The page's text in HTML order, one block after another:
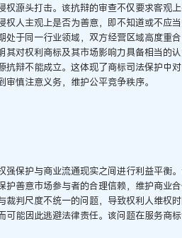
源头打击。该抗辩的审查不仅要求客观
人主观上是否为善意，即不知道或不应
于同一行业领域，双方经营区域高度重
对权利商标及其市场影响力具备相当的
辩不能成立。这体现了商标司法保护中
慎注意义务，维护公平竞争秩序。
保护与商业流通现实之间进行利益平衡
善意市场参与者的合理信赖，维护商业
判尺度不统一的问题，导致权利人维权时
能因此逃避法律责任。该问题在服务商